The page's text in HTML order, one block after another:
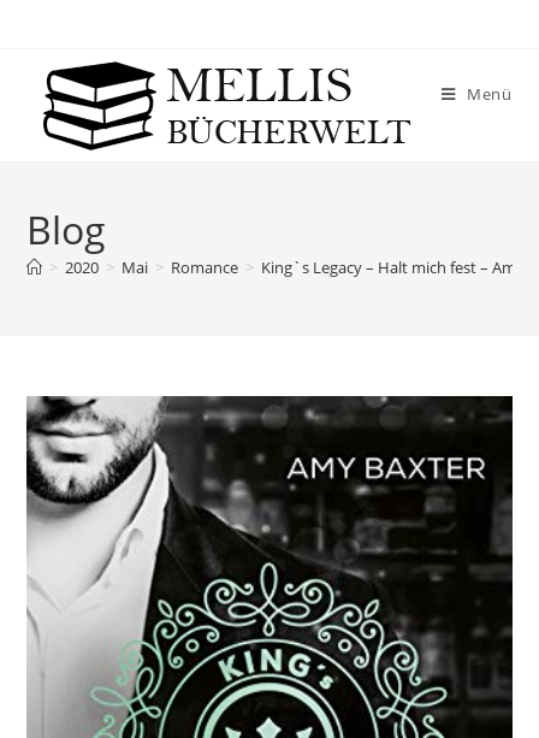
Menü
Blog
> 2020 > Mai > Romance > King`s Legacy – Halt mich fest – Amy